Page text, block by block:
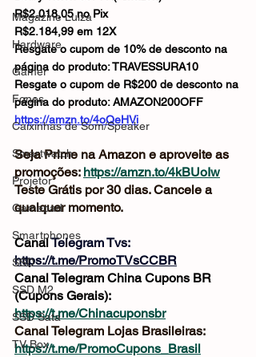
Magazine Luiza
Hardware
Gamer
Fones
Caixinhas de Som/Speaker
Smartwatch
Projetor
Gamepad
Smartphones
SSD
SSD M2
SSD Sata
TV Box
R$2.018,05 no Pix
R$2.184,99 em 12X
Resgate o cupom de 10% de desconto na
página do produto: TRAVESSURA10
Resgate o cupom de R$200 de desconto na
página do produto: AMAZON200OFF
https://amzn.to/4oQeHVi
Seja Prime na Amazon e aproveite as
promoções: https://amzn.to/4kBUoIw
Teste Grátis por 30 dias. Cancele a
qualquer momento.
Canal Telegram Tvs:
https://t.me/PromoTVsCCBR
Canal Telegram China Cupons BR
(Cupons Gerais):
https://t.me/Chinacuponsbr
Canal Telegram Lojas Brasileiras:
https://t.me/PromoCupons_Brasil